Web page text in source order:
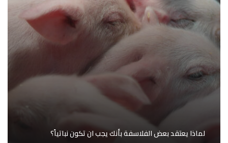
لماذا يعتقد بعض الفلاسفة بأنك يجب ان تكون نباتياً؟